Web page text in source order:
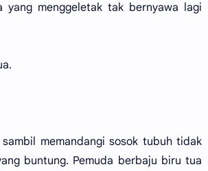
menggeletak tak bernyawa lagi
memandangi sosok tubuh tidak
buntung. Pemuda berbaju biru tua